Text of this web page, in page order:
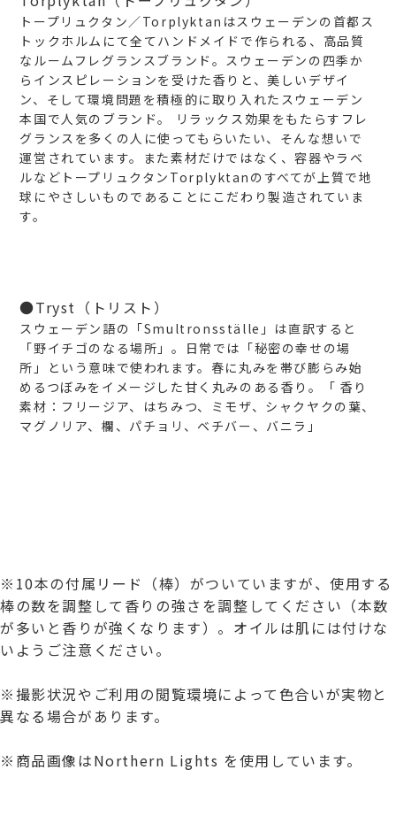
トープリュクタン／Torplyktanはスウェーデンの首都ス
トックホルムにて全てハンドメイドで作られる、高品質
なルームフレグランスブランド。スウェーデンの四季か
らインスピレーションを受けた香りと、美しいデザイ
ン、そして環境問題を積極的に取り入れたスウェーデン
本国で人気のブランド。
リラックス効果をもたらすフレ
グランスを多くの人に使ってもらいたい、そんな想いで
運営されています。また素材だけではなく、容器やラベ
ルなどトープリュクタンTorplyktanのすべてが上質で地
球にやさしいものであることにこだわり製造されていま
す。
●Tryst（トリスト）
スウェーデン語の「Smultronsställe」は直訳すると
「野イチゴのなる場所」。日常では「秘密の幸せの場
所」という意味で使われます。春に丸みを帯び膨らみ始
めるつぼみをイメージした甘く丸みのある香り。「 香り
素材：フリージア、はちみつ、ミモザ、シャクヤクの葉、
マグノリア、欄、パチョリ、ベチバー、バニラ」
※10本の付属リード（棒）がついていますが、使用する
棒の数を調整して香りの強さを調整してください（本数
が多いと香りが強くなります）。オイルは肌には付けな
いようご注意ください。
※撮影状況やご利用の閲覧環境によって色合いが実物と
異なる場合があります。
※商品画像はNorthern Lights を使用しています。